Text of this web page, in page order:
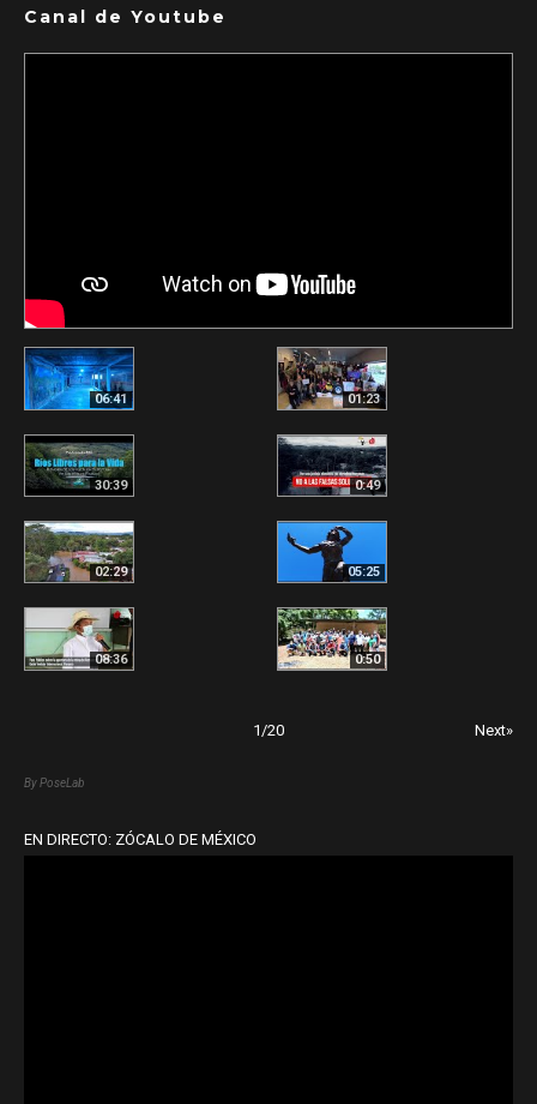
Canal de Youtube
06:41 01:23
30:39 0:49
02:29 05:25
08:36 0:50
1 /20 Next»
By PoseLab
EN DIRECTO: ZÓCALO DE MÉXICO